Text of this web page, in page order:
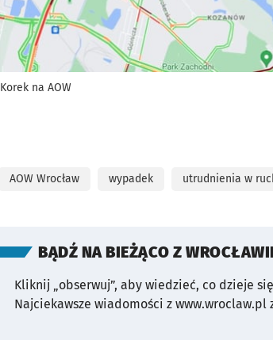
Korek na AOW
AOW Wrocław wypadek utrudnienia w
BĄDŹ NA BIEŻĄCO Z
Kliknij „obserwuj”, aby wiedzieć, co dzieje
Najciekawsze wiadomości z www.wroclaw.pl